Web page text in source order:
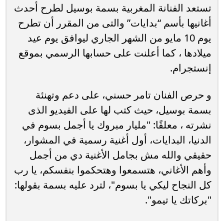
تستعد الفنانة المغربية بسمة بوسيل لطرح أحدث
أغانيها بأسم “بدايات” والتى من المقرر أن تطرح
يوم 10 مايو من الشهر الجاري ليوافق يوم عيد
ميلادها ، كما أعلنت على حسابها الرسمي بموقع
إنستجرام.
و حرص الفنان تامر حسني، على دعم وتهنئة
بسمة بوسيل، حيث كتب لها على الفيديو الذى
نشرته ، معلقًا: "مليار مبروك يا أجمل بسوم في
الدنيا، البدايات، أول أغنية رسمية في المشوار،
حقيقي والله مش بجامل الأغنية دي من أجمل
وأهم الأغاني، هتسمعوا وهتحكموا بنفسكم، يا رب
كل النجاح ليكي يا بسوم"، لترد عليه بسمة بقولها:
"بركاتك يا تيمو".